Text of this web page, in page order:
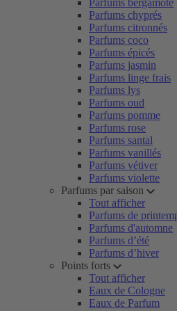
Parfums bergamote
Parfums chyprés
Parfums citronnés
Parfums coco
Parfums épicés
Parfums jasmin
Parfums linge frais
Parfums lys
Parfums oud
Parfums pomme
Parfums rose
Parfums santal
Parfums vanillés
Parfums vétiver
Parfums violette
Parfums par saison
Tout afficher
Parfums de
Parfums d'automne
Parfums d’été
Parfums d’hiver
Points forts
Tout afficher
Eaux de Cologne
Eaux de Parfum